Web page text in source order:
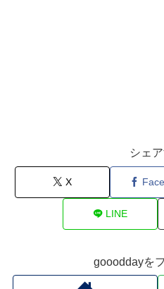
シェ
X
LINE
goooddayを